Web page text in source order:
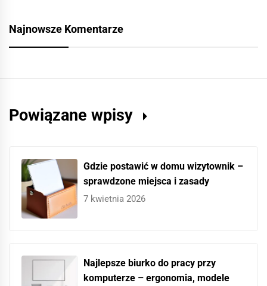
Najnowsze Komentarze
Powiązane wpisy
Gdzie postawić w domu wizytownik –
sprawdzone miejsca i zasady
7 kwietnia 2026
Najlepsze biurko do pracy przy
komputerze – ergonomia, modele